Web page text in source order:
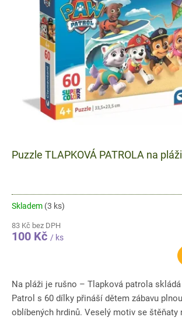
Puzzle TLAPKOVÁ PATROLA na
Skladem (3 ks)
83 Kč bez DPH
100 Kč / ks
Na pláži je rušno – Tlapková patrola
Patrol s 60 dílky přináší dětem zábavu
oblíbených hrdinů. Veselý motiv se štěňaty